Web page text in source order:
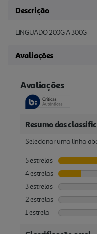
Descrição
LINGUADO 200G A 300G
Avaliações